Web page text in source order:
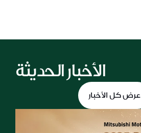
الأخبار الحديثة
عرض كل الأخبار